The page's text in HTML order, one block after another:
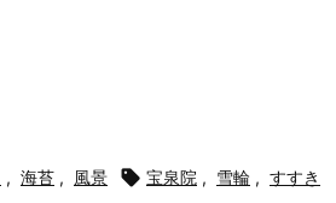
, 海苔 , 風景  宝泉院 , 雪輪 , すすき